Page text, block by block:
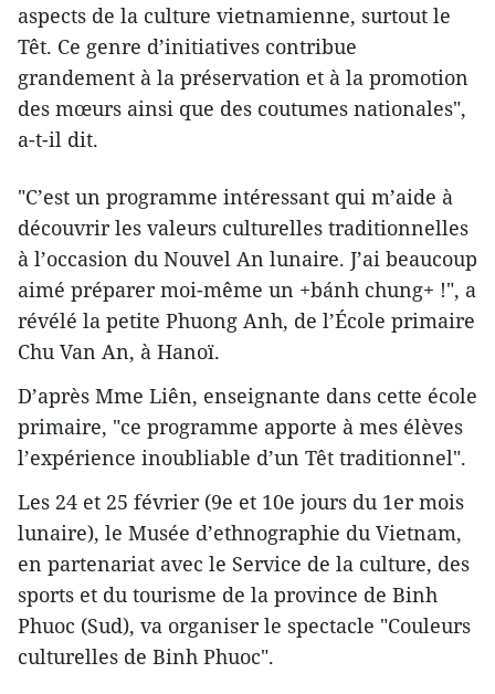
aspects de la culture vietnamienne, surtout le
Têt. Ce genre d’initiatives contribue
grandement à la préservation et à la promotion
des mœurs ainsi que des coutumes nationales",
a-t-il dit.
"C’est un programme intéressant qui m’aide à
découvrir les valeurs culturelles traditionnelles
à l’occasion du Nouvel An lunaire. J’ai beaucoup
aimé préparer moi-même un +bánh chung+ !", a
révélé la petite Phuong Anh, de l’École primaire
Chu Van An, à Hanoï.
D’après Mme Liên, enseignante dans cette école
primaire, "ce programme apporte à mes élèves
l’expérience inoubliable d’un Têt traditionnel".
Les 24 et 25 février (9e et 10e jours du 1er mois
lunaire), le Musée d’ethnographie du Vietnam,
en partenariat avec le Service de la culture, des
sports et du tourisme de la province de Binh
Phuoc (Sud), va organiser le spectacle "Couleurs
culturelles de Binh Phuoc".